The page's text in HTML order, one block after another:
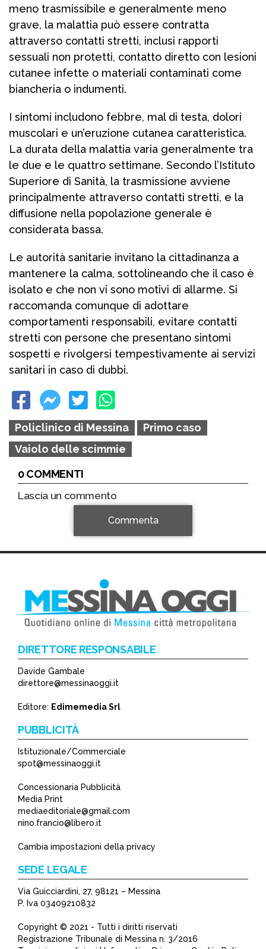
meno trasmissibile e generalmente meno
grave, la malattia può essere contratta
attraverso contatti stretti, inclusi rapporti
sessuali non protetti, contatto diretto con lesioni
cutanee infette o materiali contaminati come
biancheria o indumenti.
I sintomi includono febbre, mal di testa, dolori
muscolari e un’eruzione cutanea caratteristica.
La durata della malattia varia generalmente tra
le due e le quattro settimane. Secondo l’Istituto
Superiore di Sanità, la trasmissione avviene
principalmente attraverso contatti stretti, e la
diffusione nella popolazione generale è
considerata bassa.
Le autorità sanitarie invitano la cittadinanza a
mantenere la calma, sottolineando che il caso è
isolato e che non vi sono motivi di allarme. Si
raccomanda comunque di adottare
comportamenti responsabili, evitare contatti
stretti con persone che presentano sintomi
sospetti e rivolgersi tempestivamente ai servizi
sanitari in caso di dubbi.
Policlinico di Messina
Primo caso
Vaiolo delle scimmie
0 COMMENTI
Lascia un commento
*
Commenta
DIRETTORE RESPONSABILE
Davide Gambale
direttore@messinaoggi.it
Editore: Edimemedia Srl
PUBBLICITÀ
Istituzionale/Commerciale
spot@messinaoggi.it
Concessionaria Pubblicità
Media Print
mediaeditoriale@gmail.com
nino.francio@libero.it
Cambia impostazioni della privacy
SEDE LEGALE
Via Guicciardini, 27, 98121 – Messina
P. Iva 03409210832
Copyright © 2021 - Tutti i diritti riservati
Registrazione Tribunale di Messina n. 3/2016